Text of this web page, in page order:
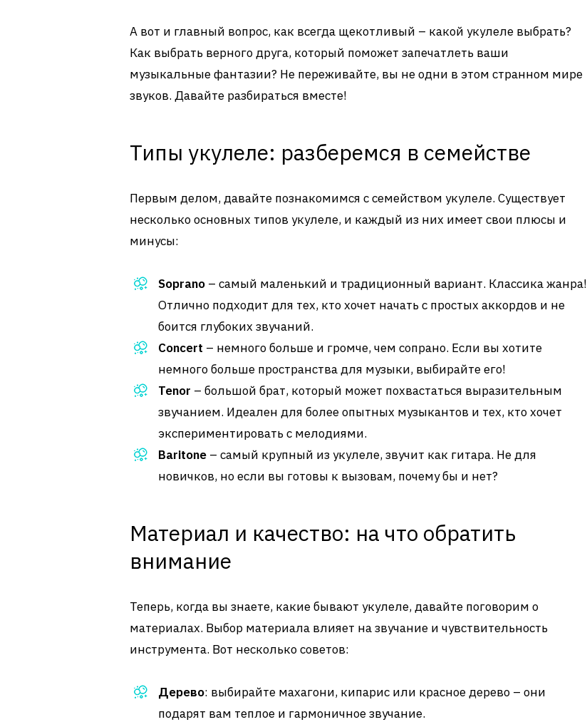
А вот и главный вопрос, как всегда щекотливый – какой укулеле выбрать?
Как выбрать верного друга, который поможет запечатлеть ваши
музыкальные фантазии? Не переживайте, вы не одни в этом странном мире
звуков. Давайте разбираться вместе!
Типы укулеле: разберемся в семействе
Первым делом, давайте познакомимся с семейством укулеле. Существует
несколько основных типов укулеле, и каждый из них имеет свои плюсы и
минусы:
Soprano – самый маленький и традиционный вариант. Классика жанра!
Отлично подходит для тех, кто хочет начать с простых аккордов и не
боится глубоких звучаний.
Concert – немного больше и громче, чем сопрано. Если вы хотите
немного больше пространства для музыки, выбирайте его!
Tenor – большой брат, который может похвастаться выразительным
звучанием. Идеален для более опытных музыкантов и тех, кто хочет
экспериментировать с мелодиями.
Baritone – самый крупный из укулеле, звучит как гитара. Не для
новичков, но если вы готовы к вызовам, почему бы и нет?
Материал и качество: на что обратить
внимание
Теперь, когда вы знаете, какие бывают укулеле, давайте поговорим о
материалах. Выбор материала влияет на звучание и чувствительность
инструмента. Вот несколько советов:
Дерево: выбирайте махагони, кипарис или красное дерево – они
подарят вам теплое и гармоничное звучание.